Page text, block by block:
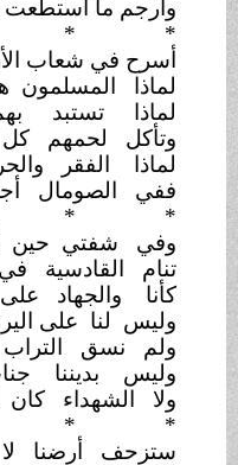
ما استطعت شرور قومي
* *
في شعاب الأرض طرفي
المسلمون هم الضحايا
تستبد بهم مآس
لحمهم كلالضواري
الفقر والحرمان فيهم
أجساد عرايا
* *
حين أقول جمر
القادسية فيضلوعي
والجهاد على خصام
لنا على اليرموكشمس
التراب دماً زكياً
بديننا جنات عدن
كان لهم عبير
* *
أرضنا لا بد يوماً